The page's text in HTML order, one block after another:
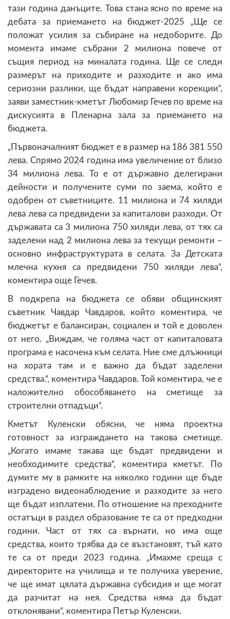
тази година данъците. Това стана ясно по време на
дебата за приемането на бюджет-2025 „Ще се
положат усилия за събиране на недоборите. До
момента имаме събрани 2 милиона повече от
същия период на миналата година. Ще се следи
размерът на приходите и разходите и ако има
сериозни разлики, ще бъдат направени корекции“,
заяви заместник-кметът Любомир Гечев по време на
дискусията в Пленарна зала за приемането на
бюджета.
„Първоначалният бюджет е в размер на 186 381 550
лева. Спрямо 2024 година има увеличение от близо
34 милиона лева. То е от държавно делегирани
дейности и получените суми по заема, който е
одобрен от съветниците. 11 милиона и 74 хиляди
лева лева са предвидени за капиталови разходи. От
държавата са 3 милиона 750 хиляди лева, от тях са
заделени над 2 милиона лева за текущи ремонти –
основно инфраструктурата в селата. За Детската
млечна кухня са предвидени 750 хиляди лева“,
коментира още Гечев.
В подкрепа на бюджета се обяви общинският
съветник Чавдар Чавдаров, който коментира, че
бюджетът е балансиран, социален и той е доволен
от него. „Виждам, че голяма част от капиталовата
програма е насочена към селата. Ние сме длъжници
на хората там и е важно да бъдат заделени
средства.“, коментира Чавдаров. Той коментира, че е
наложително обособяването на сметище за
строителни отпадъци“.
Кметът Куленски обясни, че няма проектна
готовност за изграждането на такова сметище.
„Когато имаме такава ще бъдат предвидени и
необходимите средства“, коментира кметът. По
думите му в рамките на няколко години ще бъде
изградено видеонаблюдение и разходите за него
ще бъдат изплатени. По отношение на преходните
остатъци в раздел образование те са от предходни
години. Част от тях са върнати, но има още
средства, които трябва да се възстановят, тъй като
те са от преди 2023 година. „Имахме среща с
директорите на училища и те получиха уверение,
че ще имат цялата държавна субсидия и ще могат
да разчитат на нея. Средства няма да бъдат
отклонявани“, коментира Петър Куленски.